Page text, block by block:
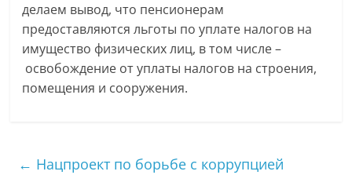
делаем вывод, что пенсионерам
предоставляются льготы по уплате налогов на
имущество физических лиц, в том числе –
освобождение от уплаты налогов на строения,
помещения и сооружения.
← Нацпроект по борьбе с коррупцией